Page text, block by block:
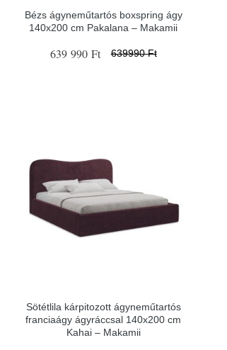
Bézs ágyneműtartós boxspring ágy
140x200 cm Pakalana – Makamii
639 990 Ft 639990 Ft
Sötétlila kárpitozott ágyneműtartós
franciaágy ágyráccsal 140x200 cm
Kahai – Makamii